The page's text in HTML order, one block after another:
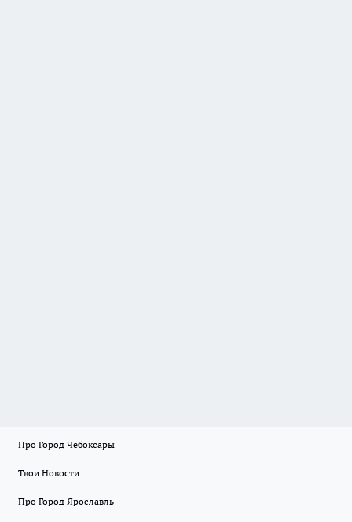
Про Город Чебоксары
Твои Новости
Про Город Ярославль